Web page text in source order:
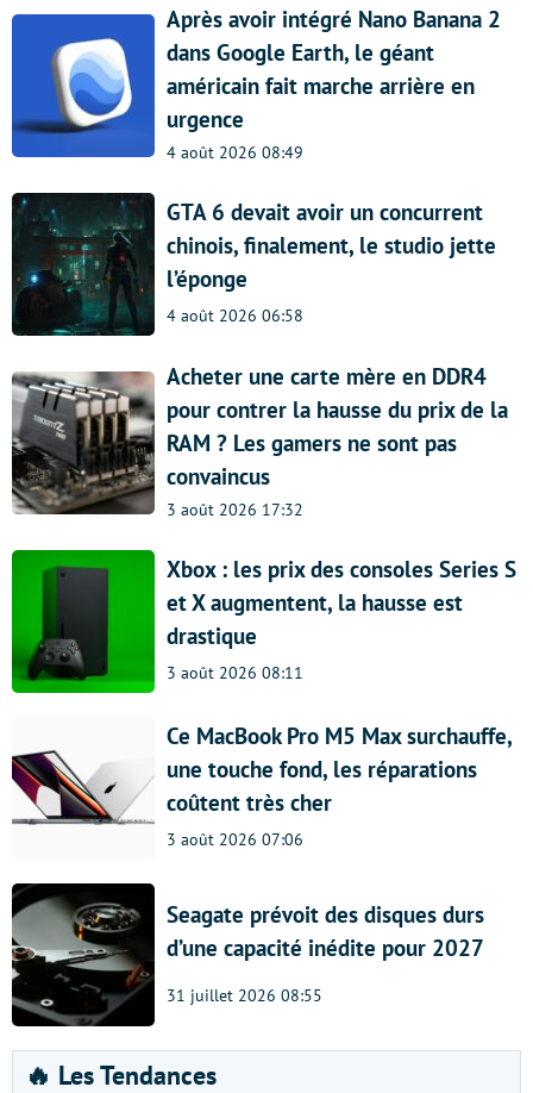
Après avoir intégré Nano Banana 2
dans Google Earth, le géant
américain fait marche arrière en
urgence
4 août 2026 08:49
GTA 6 devait avoir un concurrent
chinois, finalement, le studio jette
l’éponge
4 août 2026 06:58
Acheter une carte mère en DDR4
pour contrer la hausse du prix de la
RAM ? Les gamers ne sont pas
convaincus
3 août 2026 17:32
Xbox : les prix des consoles Series S
et X augmentent, la hausse est
drastique
3 août 2026 08:11
Ce MacBook Pro M5 Max surchauffe,
une touche fond, les réparations
coûtent très cher
3 août 2026 07:06
Seagate prévoit des disques durs
d’une capacité inédite pour 2027
31 juillet 2026 08:55
🔥 Les Tendances